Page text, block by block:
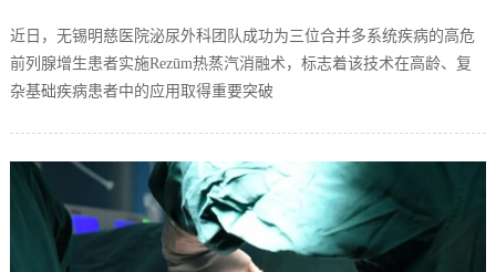
近日，无锡明慈医院泌尿外科团队成功为三位合并多系统疾病的高危
前列腺增生患者实施Rezūm热蒸汽消融术，标志着该技术在高龄、复
杂基础疾病患者中的应用取得重要突破